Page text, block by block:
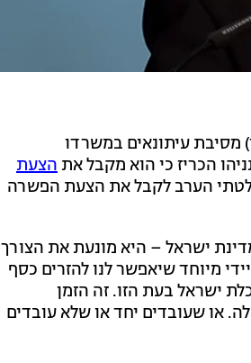
מסיבת עיתונאים במשרדו
הכריז כי הוא מקבל את הצעת
הערב לקבל את הצעת הפשרה
ישראל – היא מונעת את הצורך
מיוחד שיאפשר לנו להזרים כסף
ישראל בעת הזו. זה הזמן
או שעובדים יחד או שלא עובדים